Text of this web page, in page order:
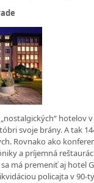
hotelov
svoje brány. A tak
Rovnako ako
a príjemná
má premeniť aj hotel
policajta v 90-